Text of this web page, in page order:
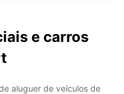
e carros
aluguer de veículos de